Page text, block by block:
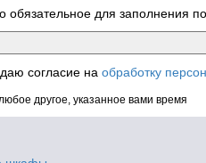
обязательное для заполнения
согласие на обработку
другое, указанное вами время